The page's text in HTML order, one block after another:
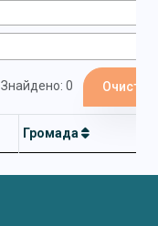
Знайдено: 0
Громада